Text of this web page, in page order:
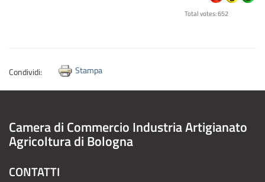
Total votes: 652
Condividi: Stampa
Camera di Commercio Industria Artigianato
Agricoltura di Bologna
CONTATTI